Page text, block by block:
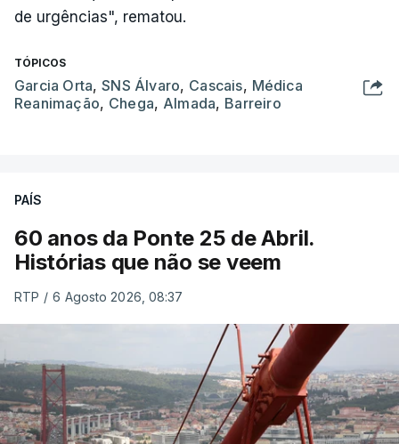
de urgências", rematou.
TÓPICOS
Garcia Orta,SNS Álvaro, Cascais, Médica
Reanimação, Chega, Almada, Barreiro
PAÍS
60 anos da Ponte 25 de Abril.
Histórias que não se veem
RTP / 6 Agosto 2026, 08:37